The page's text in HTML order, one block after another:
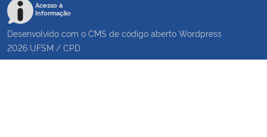
Acesso à
Informação
Desenvolvido com o CMS de código aberto Wordpress
2026 UFSM / CPD